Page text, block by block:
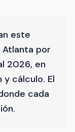
este
Atlanta por
2026, en
cálculo. El
cada